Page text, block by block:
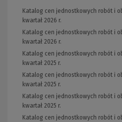
Katalog cen jednostkowych robót i
kwartał 2026 r.
Katalog cen jednostkowych robót i
kwartał 2026 r.
Katalog cen jednostkowych robót i
kwartał 2025 r.
Katalog cen jednostkowych robót i
kwartał 2025 r.
Katalog cen jednostkowych robót i
kwartał 2025 r.
Katalog cen jednostkowych robót i